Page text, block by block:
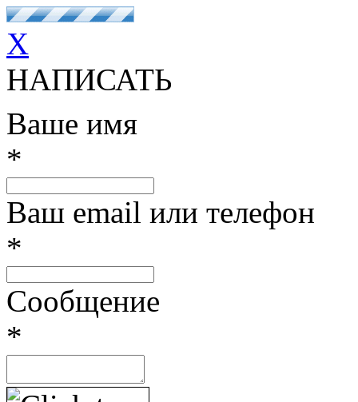
X
НАПИСАТЬ
Ваше имя
*
Ваш email или телефон
*
Сообщение
*